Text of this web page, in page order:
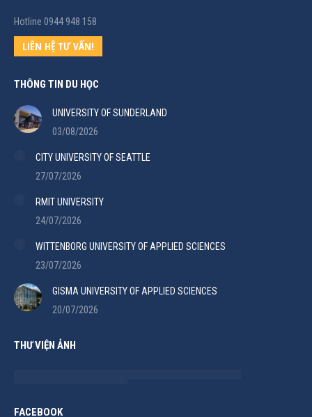
Hotline 0944 948 158
LIÊN HỆ TƯ VẤN!
THÔNG TIN DU HỌC
UNIVERSITY OF SUNDERLAND
03/08/2026
CITY UNIVERSITY OF SEATTLE
27/07/2026
RMIT UNIVERSITY
24/07/2026
WITTENBORG UNIVERSITY OF APPLIED SCIENCES
23/07/2026
GISMA UNIVERSITY OF APPLIED SCIENCES
20/07/2026
THƯ VIỆN ẢNH
FACEBOOK